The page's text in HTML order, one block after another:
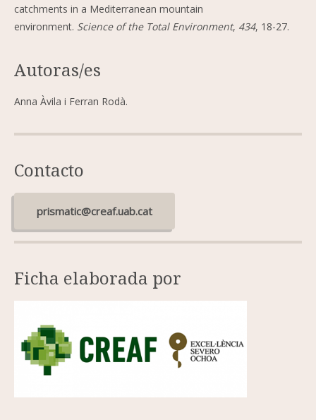
catchments in a Mediterranean mountain
environment. Science of the Total Environment, 434, 18-27.
Autoras/es
Anna Àvila i Ferran Rodà.
Contacto
prismatic@creaf.uab.cat
Ficha elaborada por